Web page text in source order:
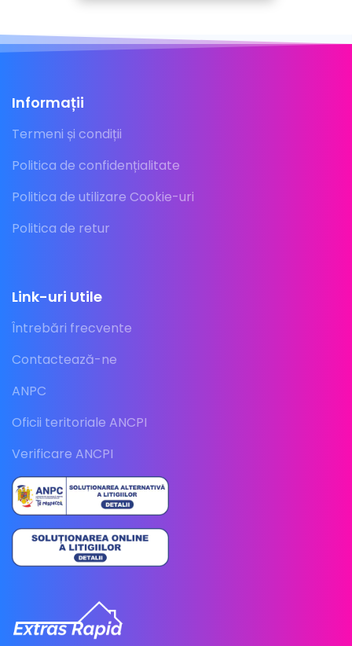
Informații
Termeni și condiții
Politica de confidențialitate
Politica de utilizare Cookie-uri
Politica de retur
Link-uri Utile
Întrebări frecvente
Contactează-ne
ANPC
Oficii teritoriale ANCPI
Verificare ANCPI